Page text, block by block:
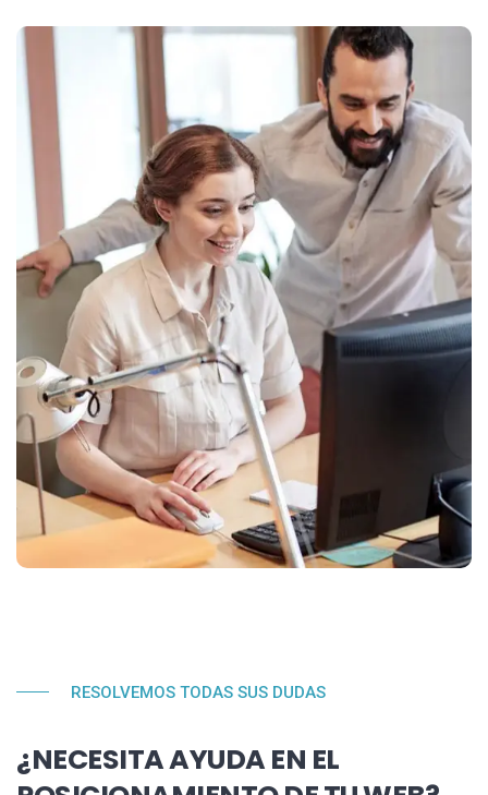
RESOLVEMOS TODAS SUS DUDAS
¿NECESITA AYUDA EN EL